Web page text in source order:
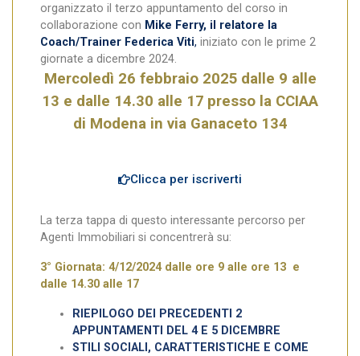
organizzato il terzo appuntamento del corso in
collaborazione con Mike Ferry, il relatore la
Coach/Trainer Federica Viti, iniziato con le prime 2
giornate a dicembre 2024.
Mercoledì 26 febbraio 2025 dalle 9 alle
13 e dalle 14.30 alle 17 presso la CCIAA
di Modena in via Ganaceto 134
Clicca per iscriverti
La terza tappa di questo interessante percorso per
Agenti Immobiliari si concentrerà su:
3° Giornata: 4/12/2024 dalle ore 9 alle ore 13 e
dalle 14.30 alle 17
RIEPILOGO DEI PRECEDENTI 2
APPUNTAMENTI DEL 4 E 5 DICEMBRE
STILI SOCIALI, CARATTERISTICHE E COME